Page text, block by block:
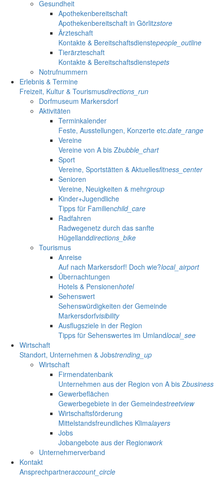
Gesundheit
Apothekenbereitschaft
Apothekenbereitschaft in Görlitzstore
Ärzteschaft
Kontakte & Bereitschaftsdienstepeople_outline
Tierärzteschaft
Kontakte & Bereitschaftsdienstepets
Notrufnummern
Erlebnis & Termine
Freizeit, Kultur & Tourismusdirections_run
Dorfmuseum Markersdorf
Aktivitäten
Terminkalender
Feste, Ausstellungen, Konzerte etc.date_range
Vereine
Vereine von A bis Zbubble_chart
Sport
Vereine, Sportstätten & Aktuellesfitness_center
Senioren
Vereine, Neuigkeiten & mehrgroup
Kinder+Jugendliche
Tipps für Familienchild_care
Radfahren
Radwegenetz durch das sanfte
Hügellanddirections_bike
Tourismus
Anreise
Auf nach Markersdorf! Doch wie?local_airport
Übernachtungen
Hotels & Pensionenhotel
Sehenswert
Sehenswürdigkeiten der Gemeinde
Markersdorfvisibility
Ausflugsziele in der Region
Tipps für Sehenswertes im Umlandlocal_see
Wirtschaft
Standort, Unternehmen & Jobstrending_up
Wirtschaft
Firmendatenbank
Unternehmen aus der Region von A bis Zbusiness
Gewerbeflächen
Gewerbegebiete in der Gemeindestreetview
Wirtschaftsförderung
Mittelstandsfreundliches Klimalayers
Jobs
Jobangebote aus der Regionwork
Unternehmerverband
Kontakt
Ansprechpartneraccount_circle